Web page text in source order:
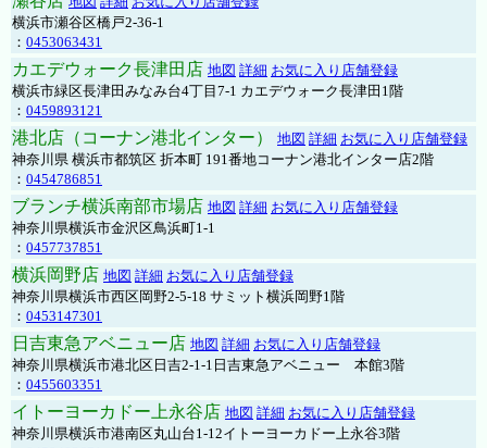
横浜市瀬谷区橋戸2-36-1
： 0453063431
カエデウォーク長津田店 地図 詳細 お気に入り店舗登録
横浜市緑区長津田みなみ台4丁目7-1 カエデウォーク長津田1階
： 0459893121
港北店（コーナン港北インター） 地図 詳細 お気に入り店舗登録
神奈川県 横浜市都筑区 折本町 191番地コーナン港北インター店2階
： 0454786851
ブランチ横浜南部市場店 地図 詳細 お気に入り店舗登録
神奈川県横浜市金沢区鳥浜町1-1
： 0457737851
横浜岡野店 地図 詳細 お気に入り店舗登録
神奈川県横浜市西区岡野2-5-18 サミット横浜岡野1階
： 0453147301
日吉東急アベニュー店 地図 詳細 お気に入り店舗登録
神奈川県横浜市港北区日吉2-1-1日吉東急アベニュー 本館3階
： 0455603351
イトーヨーカドー上永谷店 地図 詳細 お気に入り店舗登録
神奈川県横浜市港南区丸山台1-12イトーヨーカドー上永谷3階